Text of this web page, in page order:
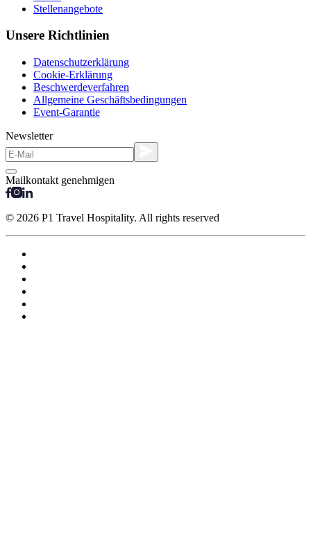
Stellenangebote
Unsere Richtlinien
Datenschutzerklärung
Cookie-Erklärung
Beschwerdeverfahren
Allgemeine Geschäftsbedingungen
Event-Garantie
Newsletter
Mailkontakt genehmigen
© 2026 P1 Travel Hospitality. All rights reserved